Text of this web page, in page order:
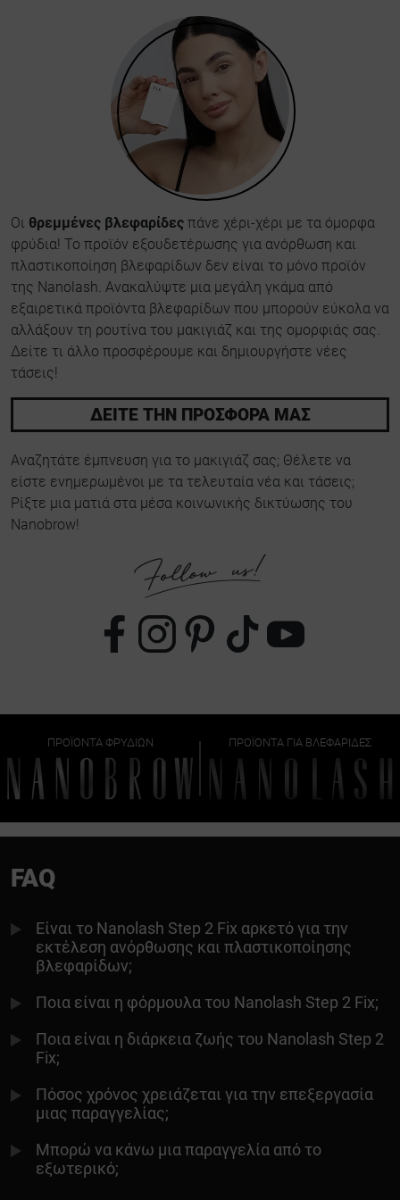
Οι θρεμμένες βλεφαρίδες πάνε χέρι-χέρι με τα όμορφα
φρύδια! Το προϊόν εξουδετέρωσης για ανόρθωση και
πλαστικοποίηση βλεφαρίδων δεν είναι το μόνο προϊόν
της Nanolash. Ανακαλύψτε μια μεγάλη γκάμα από
εξαιρετικά προϊόντα βλεφαρίδων που μπορούν εύκολα να
αλλάξουν τη ρουτίνα του μακιγιάζ και της ομορφιάς σας.
Δείτε τι άλλο προσφέρουμε και δημιουργήστε νέες
τάσεις!
ΔΕΙΤΕ ΤΗΝ ΠΡΟΣΦΟΡΑ ΜΑΣ
Αναζητάτε έμπνευση για το μακιγιάζ σας; Θέλετε να
είστε ενημερωμένοι με τα τελευταία νέα και τάσεις;
Ρίξτε μια ματιά στα μέσα κοινωνικής δικτύωσης του
Nanobrow!
ΠΡΟΪΌΝΤΑ ΦΡΥΔΙΏΝ ΠΡΟΪΌΝΤΑ ΓΙΑ ΒΛΕΦΑΡΊΔΕΣ
FAQ
Είναι το Nanolash Step 2 Fix αρκετό για την
εκτέλεση ανόρθωσης και πλαστικοποίησης
βλεφαρίδων;
Ποια είναι η φόρμουλα του Nanolash Step 2 Fix;
Ποια είναι η διάρκεια ζωής του Nanolash Step 2
Fix;
Πόσος χρόνος χρειάζεται για την επεξεργασία
μιας παραγγελίας;
Μπορώ να κάνω μια παραγγελία από το
εξωτερικό;